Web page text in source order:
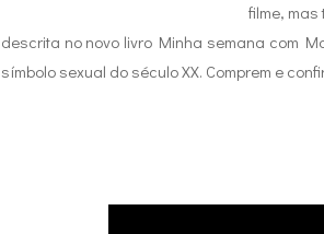
filme,
descrita no novo livro Minha semana com
símbolo sexual do século XX. Comprem e